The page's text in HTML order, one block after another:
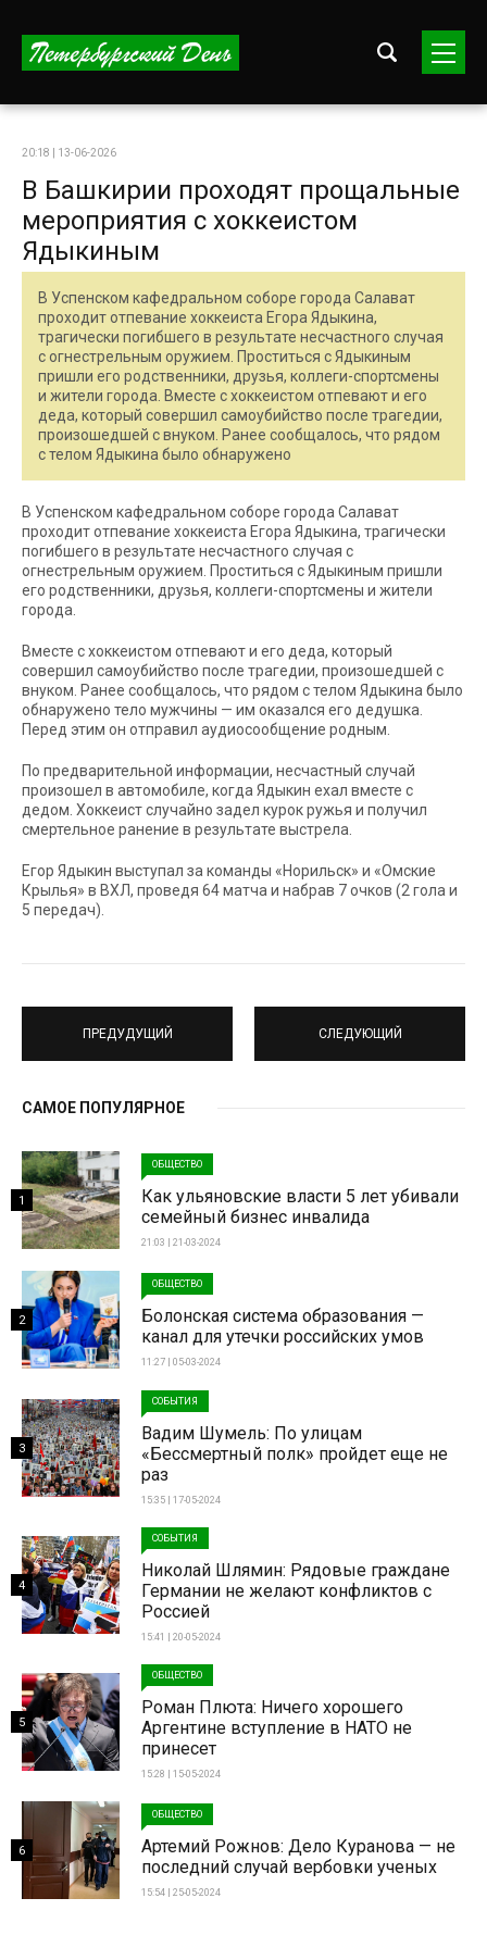
20:18 | 13-06-2026
В Башкирии проходят прощальные
мероприятия с хоккеистом
Ядыкиным
В Успенском кафедральном соборе города Салават
проходит отпевание хоккеиста Егора Ядыкина,
трагически погибшего в результате несчастного случая
с огнестрельным оружием. Проститься с Ядыкиным
пришли его родственники, друзья, коллеги-спортсмены
и жители города. Вместе с хоккеистом отпевают и его
деда, который совершил самоубийство после трагедии,
произошедшей с внуком. Ранее сообщалось, что рядом
с телом Ядыкина было обнаружено
В Успенском кафедральном соборе города Салават
проходит отпевание хоккеиста Егора Ядыкина, трагически
погибшего в результате несчастного случая с
огнестрельным оружием. Проститься с Ядыкиным пришли
его родственники, друзья, коллеги-спортсмены и жители
города.
Вместе с хоккеистом отпевают и его деда, который
совершил самоубийство после трагедии, произошедшей с
внуком. Ранее сообщалось, что рядом с телом Ядыкина было
обнаружено тело мужчины — им оказался его дедушка.
Перед этим он отправил аудиосообщение родным.
По предварительной информации, несчастный случай
произошел в автомобиле, когда Ядыкин ехал вместе с
дедом. Хоккеист случайно задел курок ружья и получил
смертельное ранение в результате выстрела.
Егор Ядыкин выступал за команды «Норильск» и «Омские
Крылья» в ВХЛ, проведя 64 матча и набрав 7 очков (2 гола и
5 передач).
ПРЕДУДУЩИЙ СЛЕДУЮЩИЙ
САМОЕ ПОПУЛЯРНОЕ
ОБЩЕСТВО
Как ульяновские власти 5 лет убивали
семейный бизнес инвалида
21:03 | 21-03-2024
1
ОБЩЕСТВО
Болонская система образования —
канал для утечки российских умов
11:27 | 05-03-2024
2
СОБЫТИЯ
Вадим Шумель: По улицам
«Бессмертный полк» пройдет еще не
раз
15:35 | 17-05-2024
3
СОБЫТИЯ
Николай Шлямин: Рядовые граждане
Германии не желают конфликтов с
Россией
15:41 | 20-05-2024
4
ОБЩЕСТВО
Роман Плюта: Ничего хорошего
Аргентине вступление в НАТО не
принесет
15:28 | 15-05-2024
5
ОБЩЕСТВО
Артемий Рожнов: Дело Куранова — не
последний случай вербовки ученых
15:54 | 25-05-2024
6